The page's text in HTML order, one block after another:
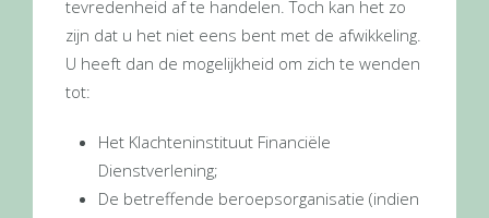
tevredenheid af te handelen. Toch kan het zo
zijn dat u het niet eens bent met de afwikkeling.
U heeft dan de mogelijkheid om zich te wenden
tot:
Het Klachteninstituut Financiële
Dienstverlening;
De betreffende beroepsorganisatie (indien